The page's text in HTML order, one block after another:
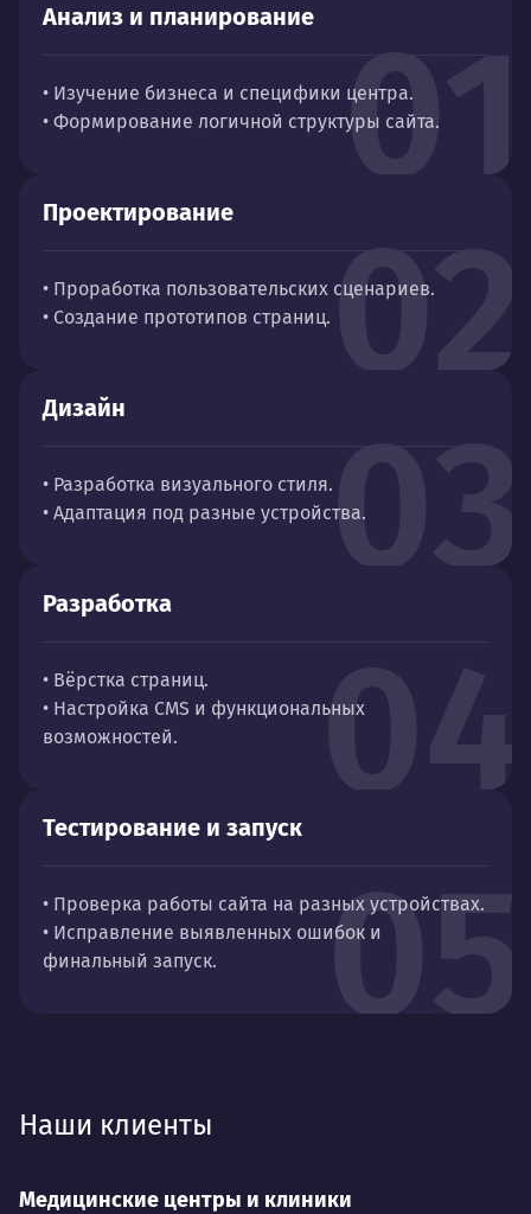
01
Анализ и планирование
• Изучение бизнеса и специфики центра.
• Формирование логичной структуры сайта.
02
Проектирование
• Проработка пользовательских сценариев.
• Создание прототипов страниц.
03
Дизайн
• Разработка визуального стиля.
• Адаптация под разные устройства.
04
Разработка
• Вёрстка страниц.
• Настройка CMS и функциональных
возможностей.
05
Тестирование и запуск
• Проверка работы сайта на разных устройствах.
• Исправление выявленных ошибок и
финальный запуск.
Наши клиенты
Медицинские центры и клиники